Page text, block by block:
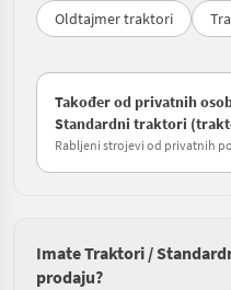
Oldtajmer traktori
Također od privatnih
Standardni traktori
Rabljeni strojevi od privatnih
Imate Traktori /
prodaju?